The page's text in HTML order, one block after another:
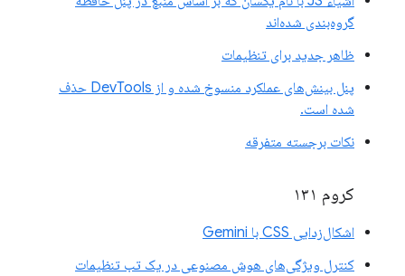
گروه‌بندی شده‌اند
ظاهر جدید برای تنظیمات
پنل بینش‌های عملکرد منسوخ شده و از DevTools حذف
شده است.
نکات برجسته متفرقه
کروم ۱۳۱
اشکال‌زدایی CSS با Gemini
کنترل ویژگی‌های هوش مصنوعی در یک تب تنظیمات